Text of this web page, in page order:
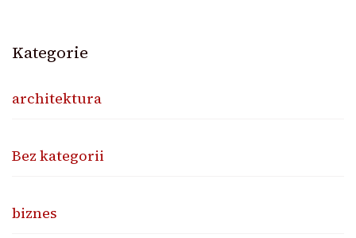
Kategorie
architektura
Bez kategorii
biznes